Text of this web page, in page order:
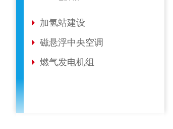
加氢站建设
磁悬浮中央空调
燃气发电机组